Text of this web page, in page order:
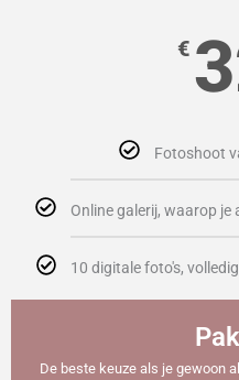
€
Fotoshoot
Online galerij, waarop je
10 digitale foto's,
De beste keuze als je gewoon